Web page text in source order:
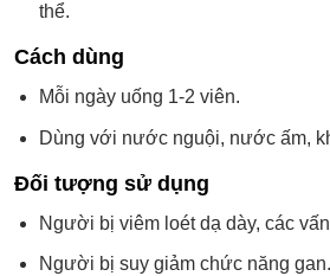
thể.
Cách dùng
Mỗi ngày uống 1-2 viên.
Dùng với nước nguội, nước ấm,
Đối tượng sử dụng
Người bị viêm loét dạ dày, các
Người bị suy giảm chức năng gan.